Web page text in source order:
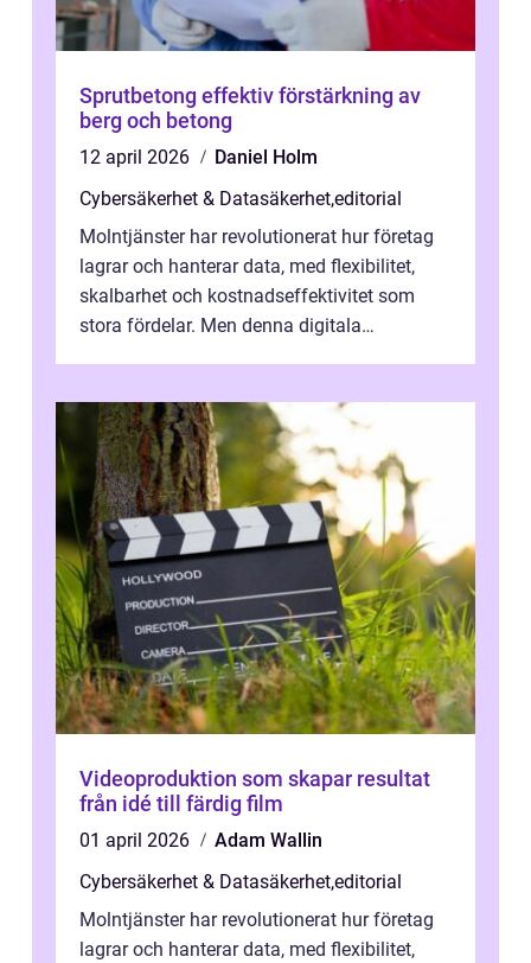
Sprutbetong effektiv förstärkning av
berg och betong
12 april 2026
Daniel Holm
Cybersäkerhet & Datasäkerhet,editorial
Molntjänster har revolutionerat hur företag
lagrar och hanterar data, med flexibilitet,
skalbarhet och kostnadseffektivitet som
stora fördelar. Men denna digitala
Videoproduktion som skapar resultat
från idé till färdig film
01 april 2026
Adam Wallin
Cybersäkerhet & Datasäkerhet,editorial
Molntjänster har revolutionerat hur företag
lagrar och hanterar data, med flexibilitet,